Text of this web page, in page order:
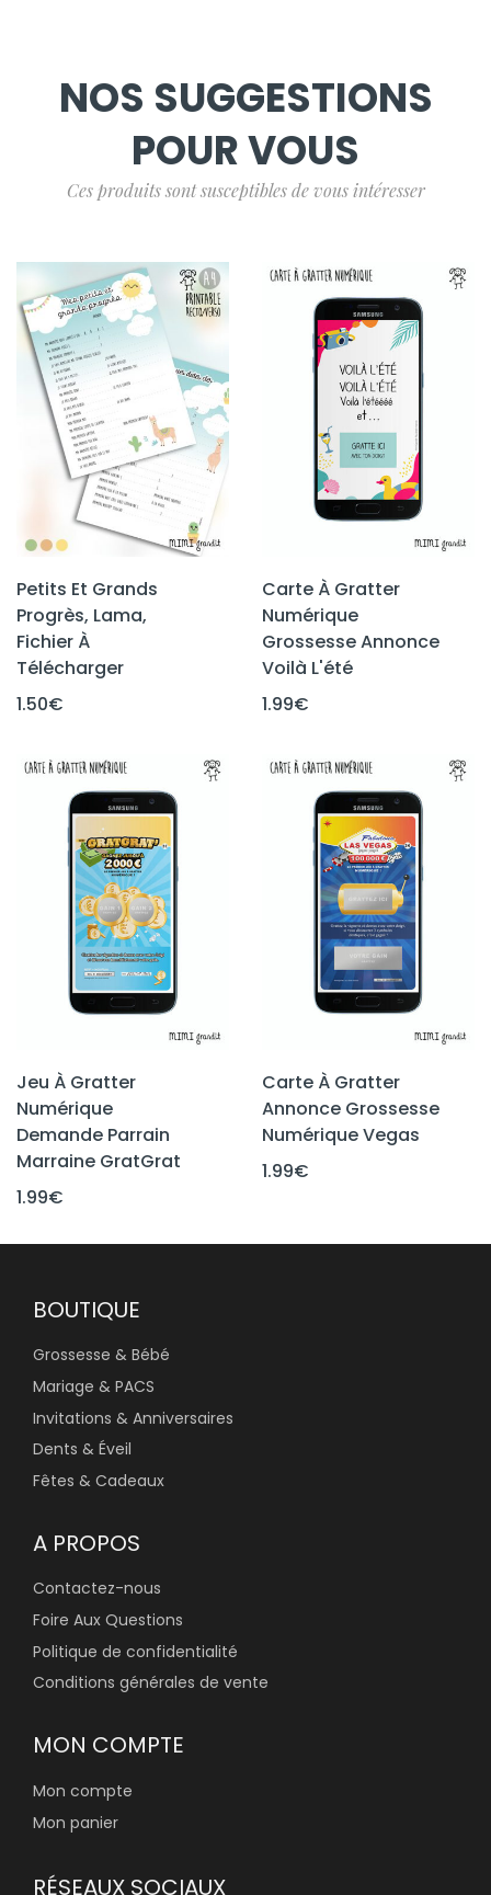
NOS SUGGESTIONS
POUR VOUS
Ces produits sont susceptibles de vous intéresser
Petits Et Grands
Progrès, Lama,
Fichier À
Télécharger
1.50€
Carte À Gratter
Numérique
Grossesse Annonce
Voilà L'été
1.99€
Jeu À Gratter
Numérique
Demande Parrain
Marraine GratGrat
1.99€
Carte À Gratter
Annonce Grossesse
Numérique Vegas
1.99€
BOUTIQUE
Grossesse & Bébé
Mariage & PACS
Invitations & Anniversaires
Dents & Éveil
Fêtes & Cadeaux
A PROPOS
Contactez-nous
Foire Aux Questions
Politique de confidentialité
Conditions générales de vente
MON COMPTE
Mon compte
Mon panier
RÉSEAUX SOCIAUX